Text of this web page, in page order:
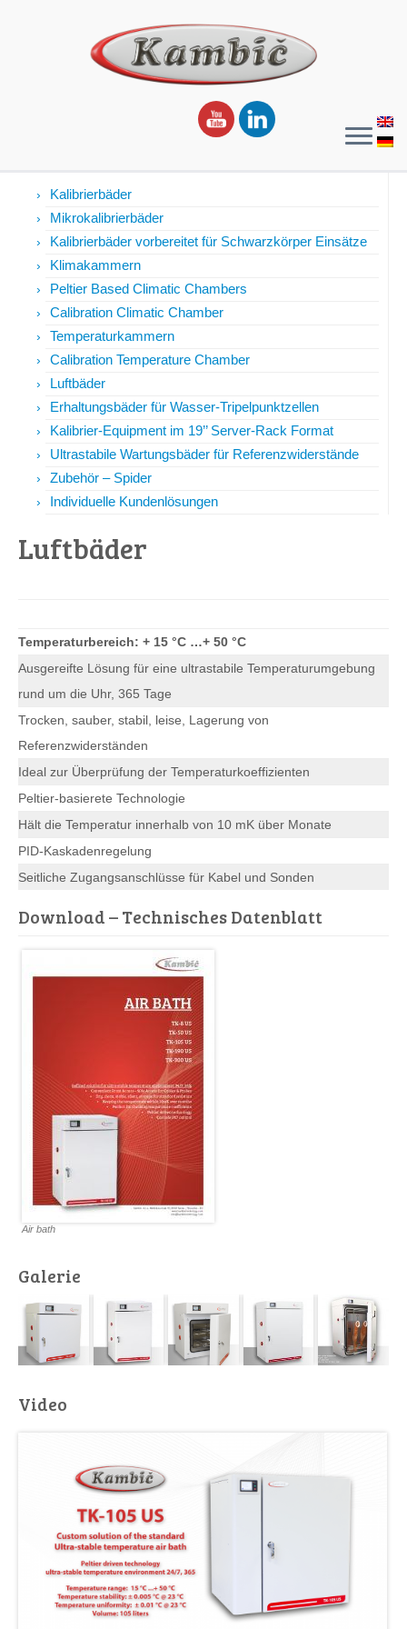
Kalibrierbäder
Mikrokalibrierbäder
Kalibrierbäder vorbereitet für Schwarzkörper Einsätze
Klimakammern
Peltier Based Climatic Chambers
Calibration Climatic Chamber
Temperaturkammern
Calibration Temperature Chamber
Luftbäder
Erhaltungsbäder für Wasser-Tripelpunktzellen
Kalibrier-Equipment im 19’’ Server-Rack Format
Ultrastabile Wartungsbäder für Referenzwiderstände
Zubehör – Spider
Individuelle Kundenlösungen
Luftbäder
Temperaturbereich: + 15 °C …+ 50 °C
Ausgereifte Lösung für eine ultrastabile Temperaturumgebung
rund um die Uhr, 365 Tage
Trocken, sauber, stabil, leise, Lagerung von
Referenzwiderständen
Ideal zur Überprüfung der Temperaturkoeffizienten
Peltier-basierete Technologie
Hält die Temperatur innerhalb von 10 mK über Monate
PID-Kaskadenregelung
Seitliche Zugangsanschlüsse für Kabel und Sonden
Download – Technisches Datenblatt
Air bath
Galerie
Video